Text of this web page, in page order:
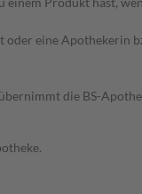
eine Apothekerin
die BS-